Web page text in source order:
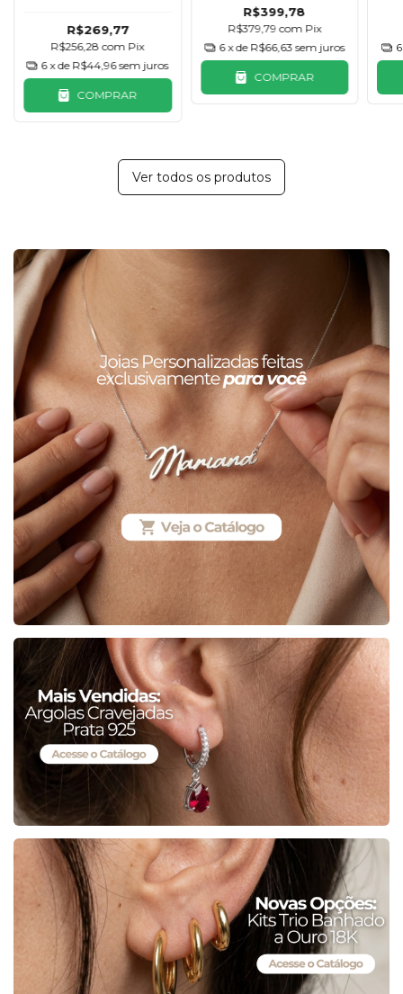
R$269,77
R$256,28com Pix
6 x de R$44,96 sem juros
COMPRAR
R$399,78
R$379,79com Pix
6 x de R$66,63 sem juros
COMPRAR
6
Ver todos os produtos